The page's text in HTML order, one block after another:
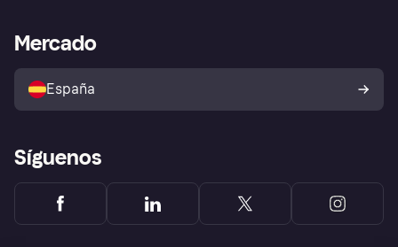
Directorio de tiendas
Política de protección al
comprador de Klarna
Reclamaciones
Acceso empresas
Mercado
España
Síguenos